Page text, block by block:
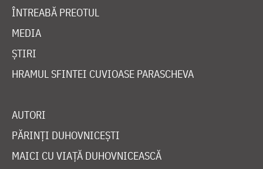
ÎNTREABĂ PREOTUL
MEDIA
ȘTIRI
HRAMUL SFINTEI CUVIOASE PARASCHEVA
AUTORI
PĂRINȚI DUHOVNICEȘTI
MAICI CU VIAȚĂ DUHOVNICEASCĂ